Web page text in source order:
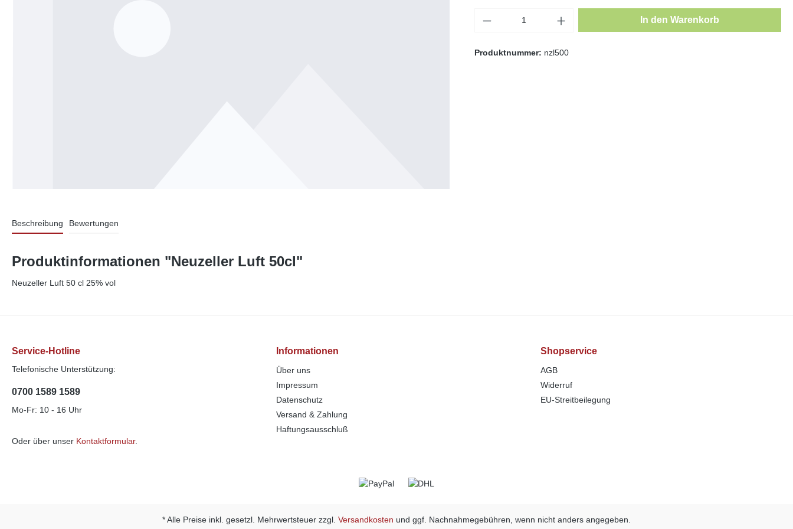
In den Warenkorb
Produktnummer: nzl500
Beschreibung Bewertungen
Produktinformationen "Neuzeller Luft 50cl"
Neuzeller Luft 50 cl 25% vol
Service-Hotline
Telefonische Unterstützung:
0700 1589 1589
Mo-Fr: 10 - 16 Uhr
Oder über unser Kontaktformular.
Informationen
Über uns
Impressum
Datenschutz
Versand & Zahlung
Haftungsausschluß
Shopservice
AGB
Widerruf
EU-Streitbeilegung
* Alle Preise inkl. gesetzl. Mehrwertsteuer zzgl. Versandkosten und ggf. Nachnahmegebühren, wenn nicht anders angegeben.